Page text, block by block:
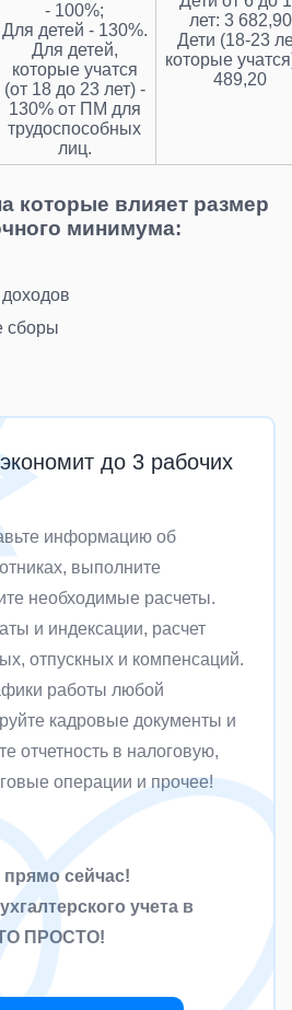
- 100%;
Для детей - 130%.
Для детей,
которые учатся
(от 18 до 23 лет) -
130% от ПМ для
трудоспособных
лиц.
лет: 3 682,90
Дети (18-23
которые
489,20
которые влияет размер
минимума:
сборы
до 3 рабочих
информацию об
выполните
необходимые расчеты.
и индексации, расчет
отпускных и компенсаций.
работы любой
кадровые документы и
отчетность в налоговую,
операции и прочее!
прямо сейчас!
учета в
ПРОСТО!